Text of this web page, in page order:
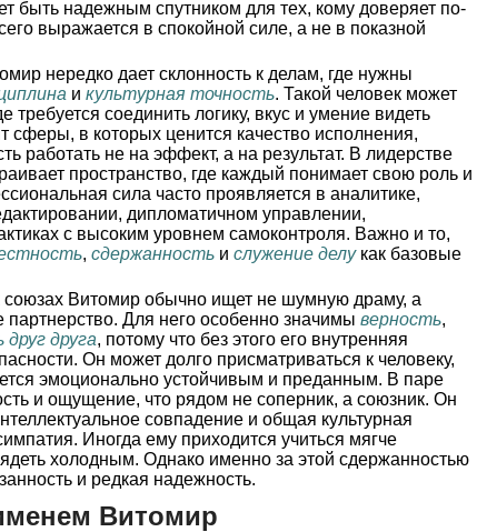
быть надежным спутником для тех, кому доверяет по-
выражается в спокойной силе, а не в показной
нередко дает склонность к делам, где нужны
и культурная точность. Такой человек может
требуется соединить логику, вкус и умение видеть
сферы, в которых ценится качество исполнения,
работать не на эффект, а на результат. В лидерстве
пространство, где каждый понимает свою роль и
сила часто проявляется в аналитике,
дипломатичном управлении,
с высоким уровнем самоконтроля. Важно и то,
, сдержанность и служение делукак базовые
союзах Витомир обычно ищет не шумную драму, а
партнерство. Для него особенно значимы верность,
друга, потому что без этого его внутренняя
Он может долго присматриваться к человеку,
эмоционально устойчивым и преданным. В паре
и ощущение, что рядом не соперник, а союзник. Он
совпадение и общая культурная
Иногда ему приходится учиться мягче
холодным. Однако именно за этой сдержанностью
и редкая надежность.
Витомир